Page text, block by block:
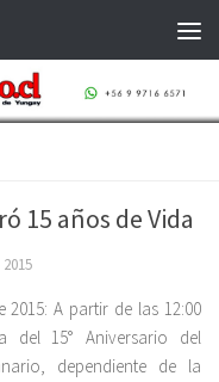
15 años de Vida
2015: A partir de las 12:00
15° Aniversario del
dependiente de la